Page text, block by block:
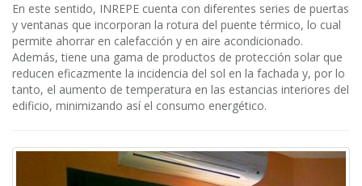
En este sentido, INREPE cuenta con diferentes series de puertas
y ventanas que incorporan la rotura del puente térmico, lo cual
permite ahorrar en calefacción y en aire acondicionado.
Además, tiene una gama de productos de protección solar que
reducen eficazmente la incidencia del sol en la fachada y, por lo
tanto, el aumento de temperatura en las estancias interiores del
edificio, minimizando así el consumo energético.